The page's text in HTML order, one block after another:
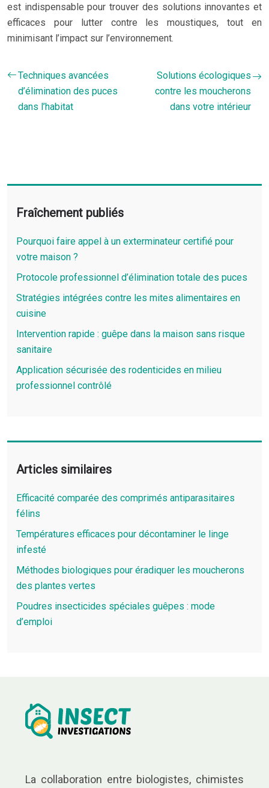
est indispensable pour trouver des solutions innovantes et
efficaces pour lutter contre les moustiques, tout en
minimisant l’impact sur l’environnement.
Techniques avancées
d’élimination des puces
dans l’habitat
Solutions écologiques
contre les moucherons
dans votre intérieur
Fraîchement publiés
Pourquoi faire appel à un exterminateur certifié pour
votre maison ?
Protocole professionnel d’élimination totale des puces
Stratégies intégrées contre les mites alimentaires en
cuisine
Intervention rapide : guêpe dans la maison sans risque
sanitaire
Application sécurisée des rodenticides en milieu
professionnel contrôlé
Articles similaires
Efficacité comparée des comprimés antiparasitaires
félins
Températures efficaces pour décontaminer le linge
infesté
Méthodes biologiques pour éradiquer les moucherons
des plantes vertes
Poudres insecticides spéciales guêpes : mode
d’emploi
La collaboration entre biologistes, chimistes